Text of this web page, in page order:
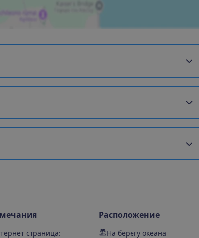
страница:
Расположение
На берегу океана